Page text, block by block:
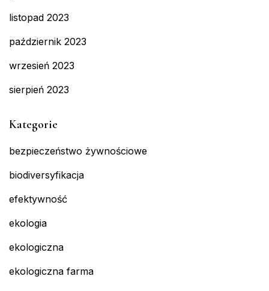
listopad 2023
październik 2023
wrzesień 2023
sierpień 2023
Kategorie
bezpieczeństwo żywnościowe
biodiversyfikacja
efektywność
ekologia
ekologiczna
ekologiczna farma